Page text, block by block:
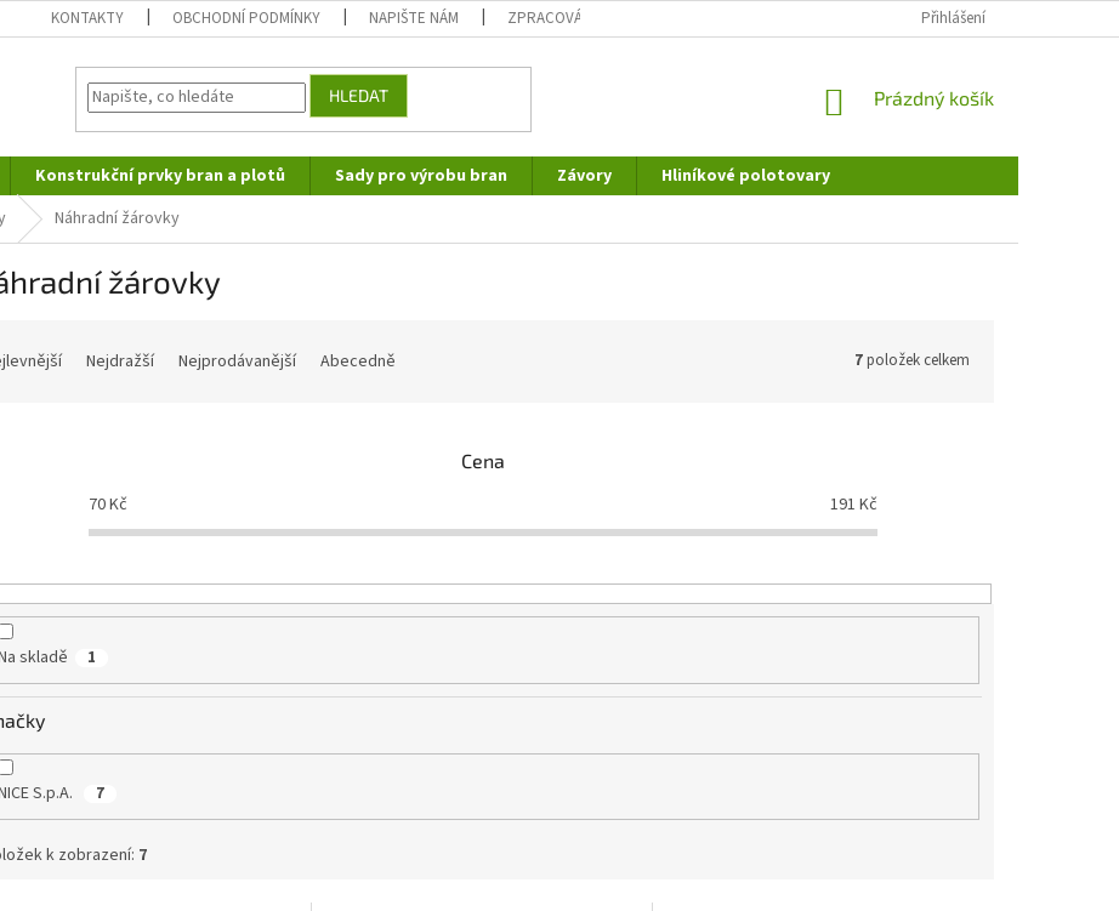
KONTAKTY OBCHODNÍ PODMÍNKY NAPIŠTE NÁM ZPRACOVÁNÍ OSOBNÍCH ÚDAJŮ REKLAMAČNÍ ŘÁD
Přihlášení
HLEDAT
NÁKUPNÍ
Prázdný košík
Konstrukční prvky bran a plotů Sady pro výrobu bran Závory
Hliníkové polotovary
Náhradní žárovky
žárovky
Nejdražší Nejprodávanější Abecedně 7položek celkem
Cena
70Kč 191 Kč
skladě 1
S.p.A. 7
k zobrazení: 7